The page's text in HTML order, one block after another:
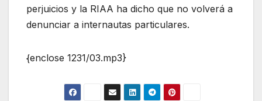
perjuicios y la RIAA ha dicho que no volverá a
denunciar a internautas particulares.
{enclose 1231/03.mp3}